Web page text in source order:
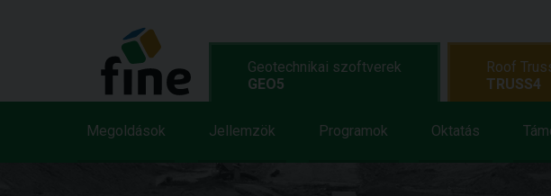
Geotechnikai szoftverek
GEO5
Megoldások Jellemzök Programok Oktatás
Roof
TRUSS4